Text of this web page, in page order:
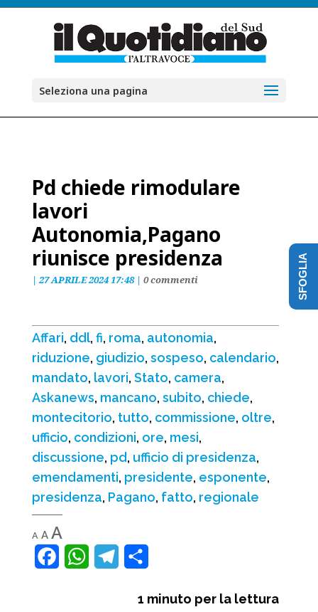
Seleziona una pagina
Pd chiede rimodulare
lavori
Autonomia,Pagano
riunisce presidenza
| 27 APRILE 2024 17:48| 0 commenti
Affari, ddl, fi, roma, autonomia,
riduzione, giudizio, sospeso, calendario,
mandato, lavori, Stato, camera,
Askanews, mancano, subito, chiede,
montecitorio, tutto, commissione, oltre,
ufficio, condizioni, ore, mesi,
discussione, pd, ufficio di presidenza,
emendamenti, presidente, esponente,
presidenza, Pagano, fatto, regionale
A
Decrease
font
size.
A
Reset
font
size.
AIncrease
font
size.
W
n
1 minuto per la lettura
SFOGLIA